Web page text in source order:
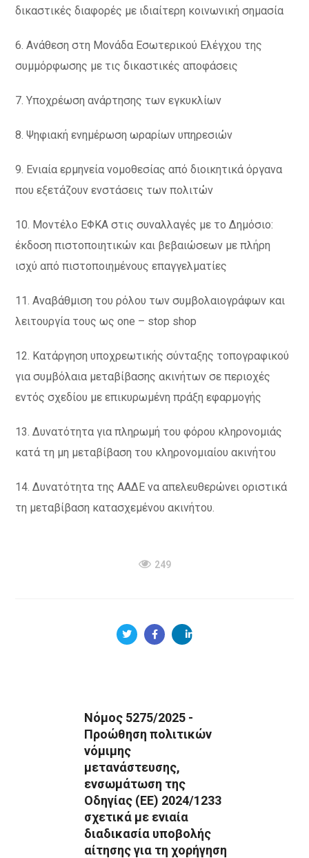
δικαστικές διαφορές με ιδιαίτερη κοινωνική σημασία
6. Ανάθεση στη Μονάδα Εσωτερικού Ελέγχου της
συμμόρφωσης με τις δικαστικές αποφάσεις
7. Υποχρέωση ανάρτησης των εγκυκλίων
8. Ψηφιακή ενημέρωση ωραρίων υπηρεσιών
9. Ενιαία ερμηνεία νομοθεσίας από διοικητικά όργανα
που εξετάζουν ενστάσεις των πολιτών
10. Μοντέλο ΕΦΚΑ στις συναλλαγές με το Δημόσιο:
έκδοση πιστοποιητικών και βεβαιώσεων με πλήρη
ισχύ από πιστοποιημένους επαγγελματίες
11. Αναβάθμιση του ρόλου των συμβολαιογράφων και
λειτουργία τους ως one – stop shop
12. Κατάργηση υποχρεωτικής σύνταξης τοπογραφικού
για συμβόλαια μεταβίβασης ακινήτων σε περιοχές
εντός σχεδίου με επικυρωμένη πράξη εφαρμογής
13. Δυνατότητα για πληρωμή του φόρου κληρονομιάς
κατά τη μη μεταβίβαση του κληρονομιαίου ακινήτου
14. Δυνατότητα της ΑΑΔΕ να απελευθερώνει οριστικά
τη μεταβίβαση κατασχεμένου ακινήτου.
249
Νόμος 5275/2025 -
Προώθηση πολιτικών
νόμιμης
μετανάστευσης,
ενσωμάτωση της
Οδηγίας (ΕΕ) 2024/1233
σχετικά με ενιαία
διαδικασία υποβολής
αίτησης για τη χορήγηση